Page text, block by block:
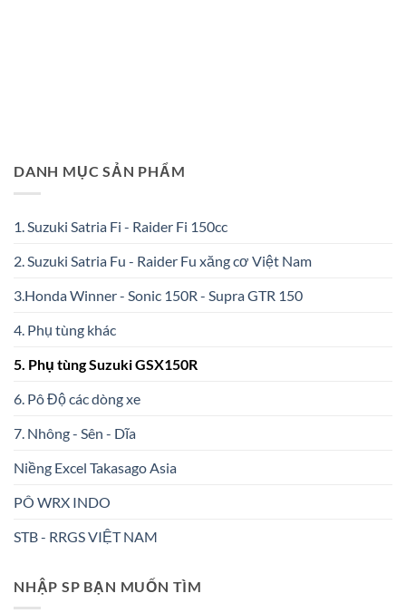
DANH MỤC SẢN PHẨM
1. Suzuki Satria Fi - Raider Fi 150cc
2. Suzuki Satria Fu - Raider Fu xăng cơ Việt Nam
3.Honda Winner - Sonic 150R - Supra GTR 150
4. Phụ tùng khác
5. Phụ tùng Suzuki GSX150R
6. Pô Độ các dòng xe
7. Nhông - Sên - Dĩa
Niềng Excel Takasago Asia
PÔ WRX INDO
STB - RRGS VIỆT NAM
NHẬP SP BẠN MUỐN TÌM